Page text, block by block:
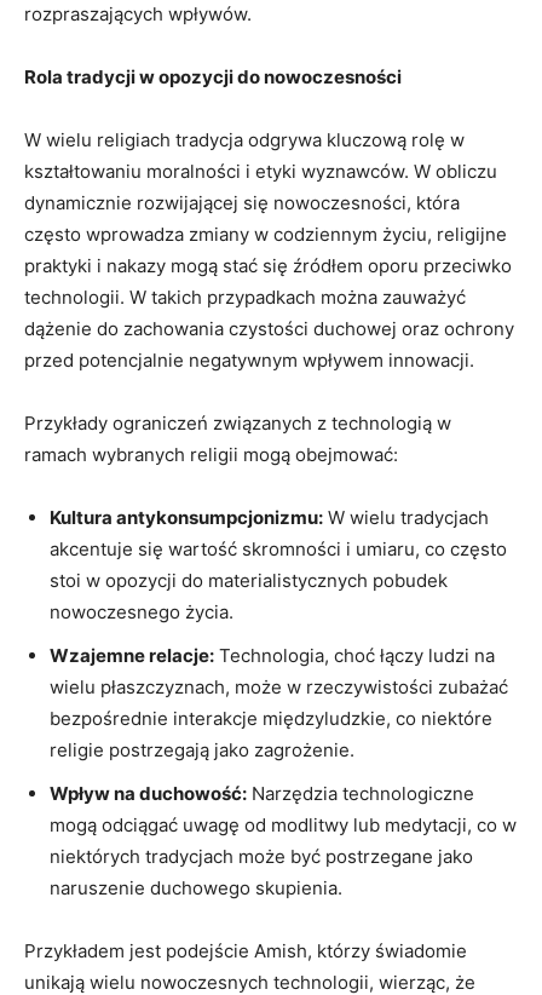
rozpraszających wpływów.
Rola tradycji w opozycji do nowoczesności
W wielu⁤ religiach tradycja odgrywa kluczową rolę w
kształtowaniu moralności i ⁢etyki wyznawców. W obliczu
dynamicznie rozwijającej się nowoczesności, która
często ⁣wprowadza zmiany w codziennym życiu, religijne
praktyki i nakazy mogą stać się źródłem oporu przeciwko‌
technologii.⁢ W takich przypadkach można‌ zauważyć
dążenie do zachowania ‌czystości duchowej oraz ochrony
przed potencjalnie negatywnym wpływem innowacji.
Przykłady ograniczeń ‌związanych ⁣z technologią w
ramach‌ wybranych religii mogą obejmować:
Kultura antykonsumpcjonizmu: W wielu tradycjach
akcentuje się wartość⁣ skromności i umiaru, co często
stoi w opozycji do materialistycznych pobudek
nowoczesnego życia.
Wzajemne relacje: Technologia, choć łączy ⁢ludzi na
wielu ‍płaszczyznach, może ‌w‍ rzeczywistości zubażać
⁤bezpośrednie interakcje międzyludzkie, co niektóre ​
religie‌ postrzegają jako zagrożenie.
Wpływ na⁢ duchowość: Narzędzia⁢ technologiczne
mogą odciągać uwagę od modlitwy lub medytacji, co w
niektórych tradycjach może być​ postrzegane ‍jako
naruszenie duchowego skupienia.
Przykładem ‌jest ⁤podejście Amish, którzy świadomie
⁢unikają wielu nowoczesnych technologii, wierząc, że